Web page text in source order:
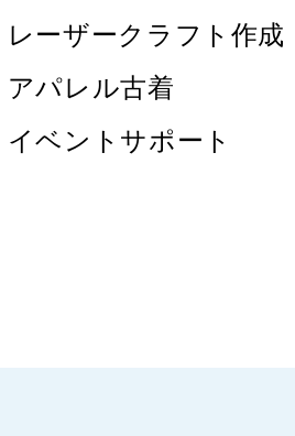
レーザークラフト作成
アパレル古着
イベントサポート